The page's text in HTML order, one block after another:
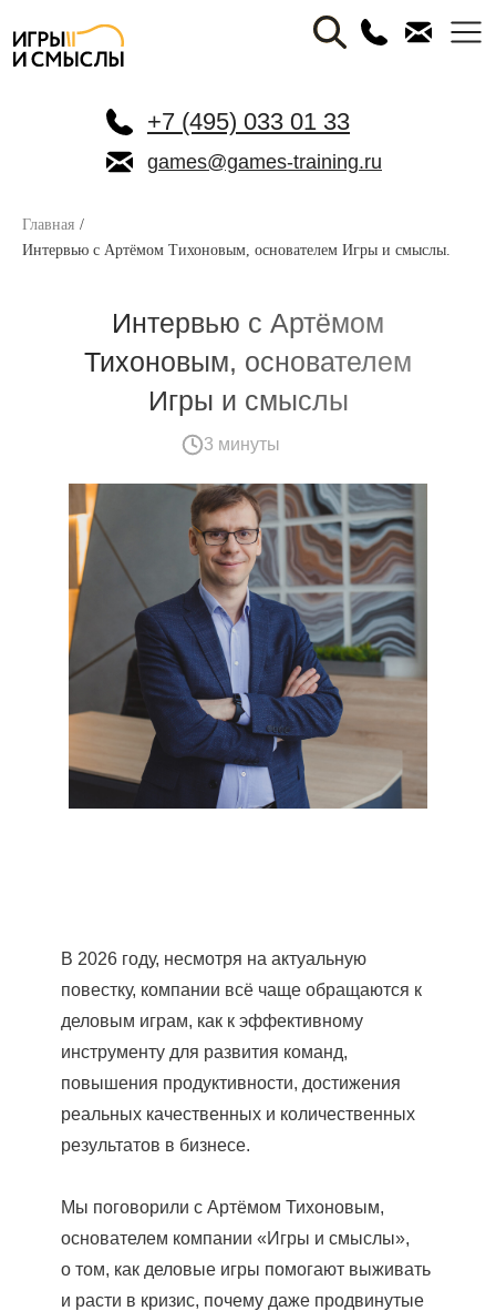
+7 (495) 033 01 33
games@games-training.ru
Главная /
Интервью с Артёмом Тихоновым, основателем Игры и смыслы.
В 2026 году, несмотря на актуальную
повестку, компании всё чаще обращаются к
деловым играм, как к эффективному
инструменту для развития команд,
повышения продуктивности, достижения
реальных качественных и количественных
результатов в бизнесе.
Мы поговорили с Артёмом Тихоновым,
основателем компании «Игры и смыслы»,
о том, как деловые игры помогают выживать
и расти в кризис, почему даже продвинутые
3 минуты
Интервью с Артёмом
Тихоновым, основателем
Игры и смыслы